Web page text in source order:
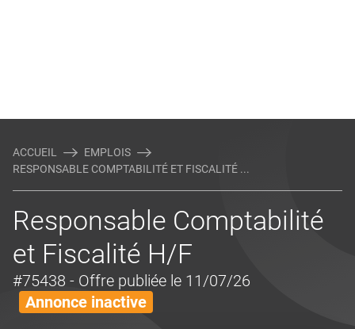
ACCUEIL
EMPLOIS
RESPONSABLE COMPTABILITÉ ET FISCALITÉ ...
Responsable Comptabilité
et Fiscalité H/F
#75438 - Offre publiée le 11/07/26
Annonce inactive